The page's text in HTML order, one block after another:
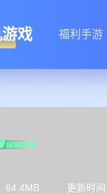
戏 福利手游
64.4MB 更新时